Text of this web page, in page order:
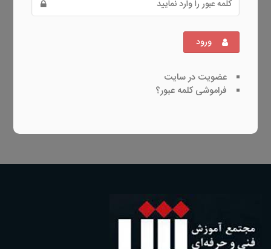
ورود
عضویت در سایت
فراموشی کلمه عبور؟